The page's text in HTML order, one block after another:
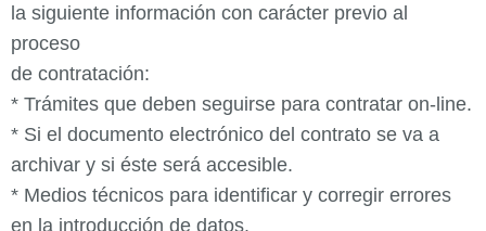
la siguiente información con carácter previo al
proceso
de contratación:
* Trámites que deben seguirse para contratar on-line.
* Si el documento electrónico del contrato se va a
archivar y si éste será accesible.
* Medios técnicos para identificar y corregir errores
en la introducción de datos.